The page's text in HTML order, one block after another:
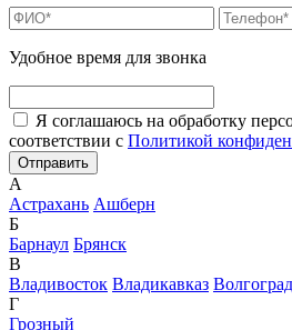
Удобное время для звонка
Я соглашаюсь на обработку
соответствии с Политикой
А
Астрахань Ашберн
Б
Барнаул Брянск
В
Владивосток Владикавказ Волгоград
Г
Грозный